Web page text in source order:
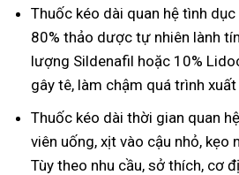
Thuốc kéo dài quan hệ tình
80% thảo dược tự nhiên lành
lượng Sildenafil hoặc 10%
gây tê, làm chậm quá trình
Thuốc kéo dài thời gian quan
viên uống, xịt vào cậu nhỏ, kẹo
Tùy theo nhu cầu, sở thích, cơ